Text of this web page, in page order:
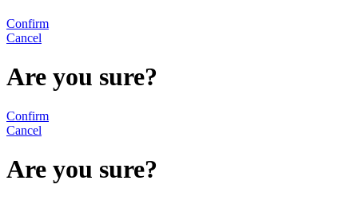
Confirm
Cancel
Are you sure?
Confirm
Cancel
Are you sure?